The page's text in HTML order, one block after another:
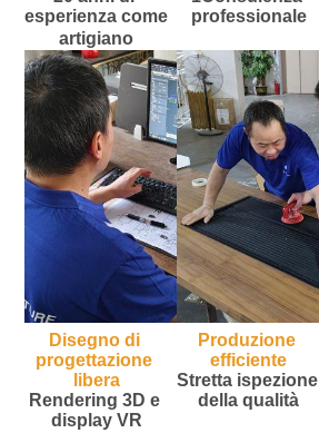
esperienza come
artigiano
professionale
Disegno di
progettazione
libera
Rendering 3D e
display VR
Produzione
efficiente
Stretta ispezione
della qualità